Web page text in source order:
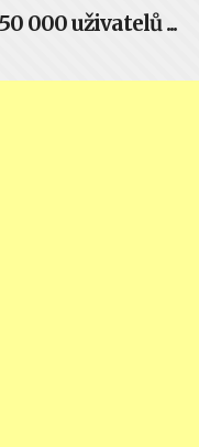
000 uživatelů ...